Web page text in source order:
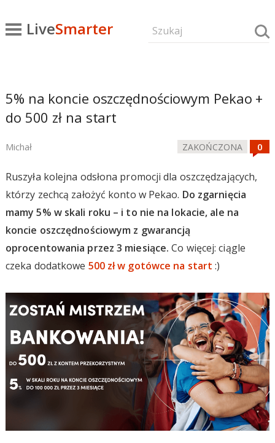
LiveSmarter
5% na koncie oszczędnościowym Pekao +
do 500 zł na start
Michał ZAKOŃCZONA
Ruszyła kolejna odsłona promocji dla oszczędzających,
którzy zechcą założyć konto w Pekao. Do zgarnięcia
mamy 5% w skali roku – i to nie na lokacie, ale na
koncie oszczędnościowym z gwarancją
oprocentowania przez 3 miesiące. Co więcej: ciągle
czeka dodatkowe 500 zł w gotówce na start :)